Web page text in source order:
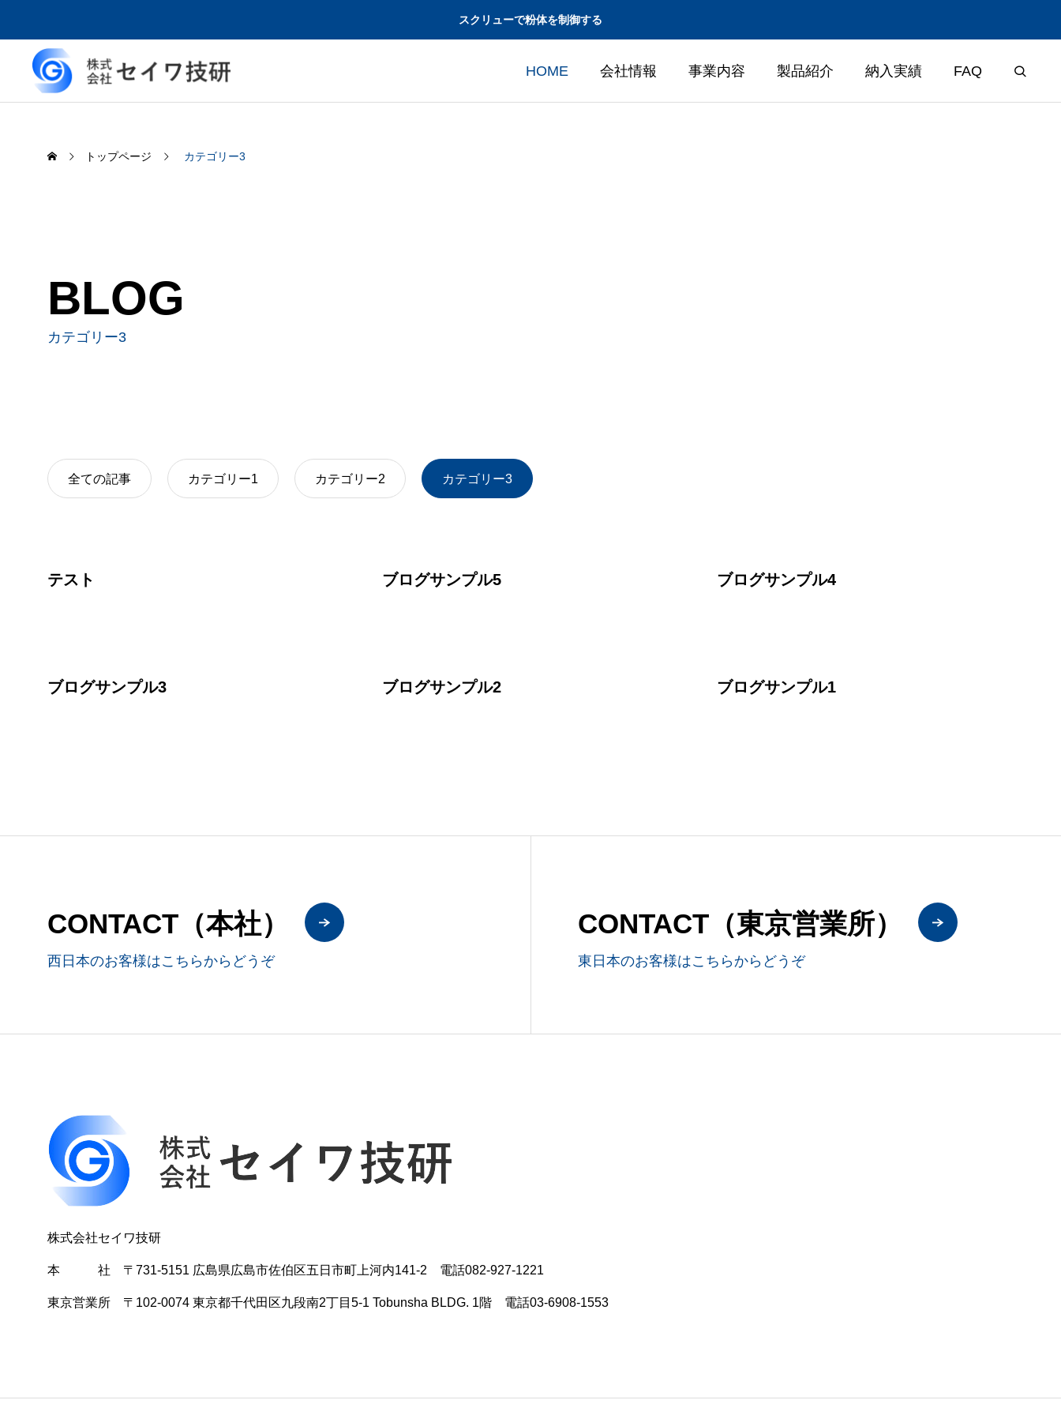
スクリューで粉体を制御する
HOME 会社情報 事業内容 製品紹介 納入実績 FAQ
トップページ カテゴリー3
BLOG
カテゴリー3
全ての記事 カテゴリー1 カテゴリー2 カテゴリー3
テスト ブログサンプル5 ブログサンプル4
ブログサンプル3 ブログサンプル2 ブログサンプル1
CONTACT（本社）
西日本のお客様はこちらからどうぞ
CONTACT（東京営業所）
東日本のお客様はこちらからどうぞ
株式会社セイワ技研
本 社 〒731-5151 広島県広島市佐伯区五日市町上河内141-2 電話082-927-1221
東京営業所 〒102-0074 東京都千代田区九段南2丁目5-1 Tobunsha BLDG. 1階 電話03-6908-1553